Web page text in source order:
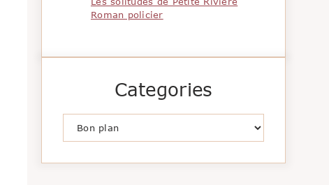
Roman policier
Categories